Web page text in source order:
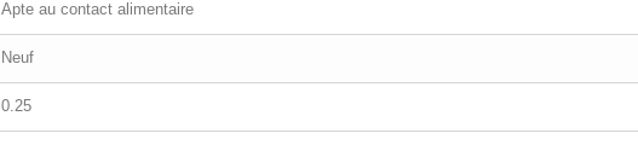
Apte au contact alimentaire
Neuf
0.25